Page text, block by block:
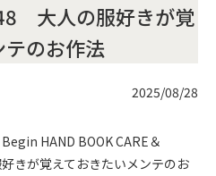
大人の服好きが覚
テのお作法
2025/08/28
HAND BOOK CARE＆
きが覚えておきたいメンテのお